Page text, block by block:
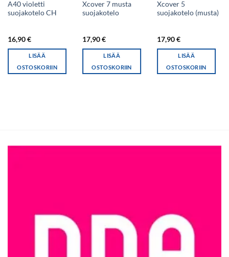
A40 violetti
suojakotelo CH
16,90€
LISÄÄ
OSTOSKORIIN
Xcover 7 musta
suojakotelo
17,90€
LISÄÄ
OSTOSKORIIN
Xcover 5
suojakotelo (musta)
17,90€
LISÄÄ
OSTOSKORIIN